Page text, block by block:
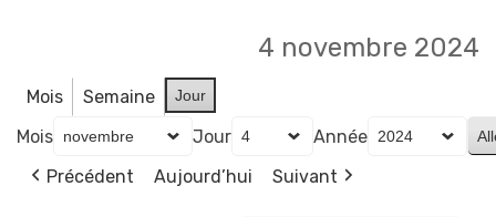
4 novembre 2024
Mois Semaine Jour
Mois Jour
Année
Précédent
Aujourd’hui Suivant